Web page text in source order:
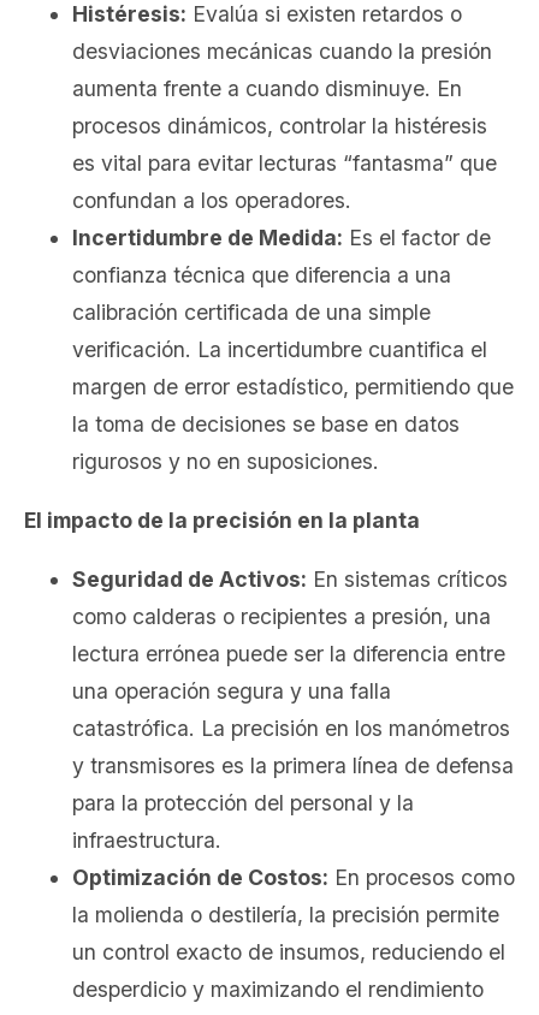
Histéresis: Evalúa si existen retardos o
desviaciones mecánicas cuando la presión
aumenta frente a cuando disminuye. En
procesos dinámicos, controlar la histéresis
es vital para evitar lecturas “fantasma” que
confundan a los operadores.
Incertidumbre de Medida: Es el factor de
confianza técnica que diferencia a una
calibración certificada de una simple
verificación. La incertidumbre cuantifica el
margen de error estadístico, permitiendo que
la toma de decisiones se base en datos
rigurosos y no en suposiciones.
El impacto de la precisión en la planta
Seguridad de Activos: En sistemas críticos
como calderas o recipientes a presión, una
lectura errónea puede ser la diferencia entre
una operación segura y una falla
catastrófica. La precisión en los manómetros
y transmisores es la primera línea de defensa
para la protección del personal y la
infraestructura.
Optimización de Costos: En procesos como
la molienda o destilería, la precisión permite
un control exacto de insumos, reduciendo el
desperdicio y maximizando el rendimiento